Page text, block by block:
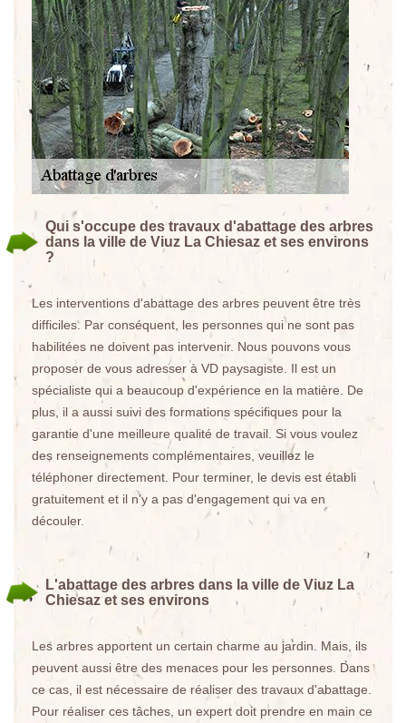
Qui s'occupe des travaux d'abattage des arbres
dans la ville de Viuz La Chiesaz et ses environs
?
Les interventions d'abattage des arbres peuvent être très
difficiles. Par conséquent, les personnes qui ne sont pas
habilitées ne doivent pas intervenir. Nous pouvons vous
proposer de vous adresser à VD paysagiste. Il est un
spécialiste qui a beaucoup d'expérience en la matière. De
plus, il a aussi suivi des formations spécifiques pour la
garantie d'une meilleure qualité de travail. Si vous voulez
des renseignements complémentaires, veuillez le
téléphoner directement. Pour terminer, le devis est établi
gratuitement et il n'y a pas d'engagement qui va en
découler.
L'abattage des arbres dans la ville de Viuz La
Chiesaz et ses environs
Les arbres apportent un certain charme au jardin. Mais, ils
peuvent aussi être des menaces pour les personnes. Dans
ce cas, il est nécessaire de réaliser des travaux d'abattage.
Pour réaliser ces tâches, un expert doit prendre en main ce